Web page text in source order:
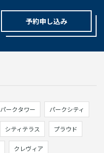
予約申し込み
パークタワー パークシティ
シティテラス プラウド
クレヴィア